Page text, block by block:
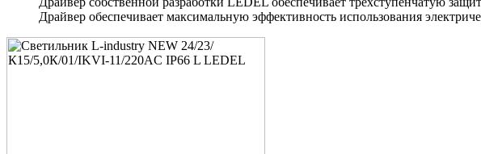
Драйвер обеспечивает максимальную эффективность использования